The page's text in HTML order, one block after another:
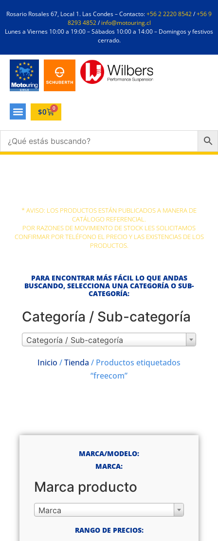
Rosario Rosales 67, Local 1. Las Condes – Contacto:+56 2 2220 8542/+56 9
8293 4852/info@motouring.cl
Lunes a Viernes 10:00 a 19:00 – Sábados 10:00 a 14:00 – Domingos y festivos
cerrado.
$0 0
* AVISO: LOS PRODUCTOS ESTÁN PUBLICADOS A MANERA DE
CATÁLOGO REFERENCIAL.
POR RAZONES DE MOVIMIENTO DE STOCK LES SOLICITAMOS
CONFIRMAR POR TELÉFONO EL PRECIO Y LAS EXISTENCIAS DE LOS
PRODUCTOS.
PARA ENCONTRAR MÁS FÁCIL LO QUE ANDAS
BUSCANDO, SELECCIONA UNA CATEGORÍA O SUB-
CATEGORÍA:
Categoría / Sub-categoría
Categoría / Sub-categoría
Inicio /Tienda / Productos etiquetados
“freecom”
MARCA/MODELO:
MARCA:
Marca producto
Marca
RANGO DE PRECIOS: